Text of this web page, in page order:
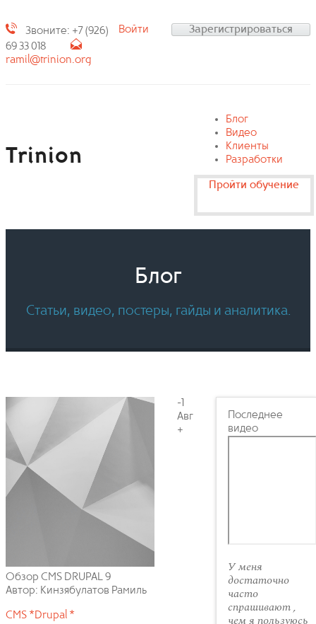
Звоните: +7 (926)
69 33 018
ramil@trinion.org
Войти Зарегистрироваться
Trinion
Блог
Видео
Клиенты
Разработки
Пройти обучение
Блог
Статьи, видео, постеры, гайды и аналитика.
Обзор CMS DRUPAL 9
Автор: Кинзябулатов Рамиль
CMS *Drupal *
-1
Авг
+
Последнее
видео
У меня
достаточно
часто
спрашивают ,
чем я пользуюсь